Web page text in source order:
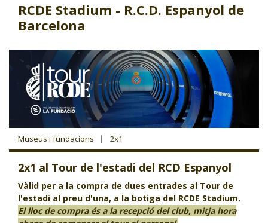
CJ ADOLESCENTS
CJ EMANCIPACIÓ
CJ SALUT
CJ INTERNACIONAL
T'INTERESSA #SOMJOVES
RCDE Stadium - R.C.D. Espanyol de
Barcelona
Museus i fundacions 2x1
2x1 al Tour de l'estadi del RCD Espanyol
Vàlid per a la compra de dues entrades al Tour de
l'estadi al preu d'una, a la botiga del RCDE Stadium.
El lloc de compra és a la recepció del club, mitja hora